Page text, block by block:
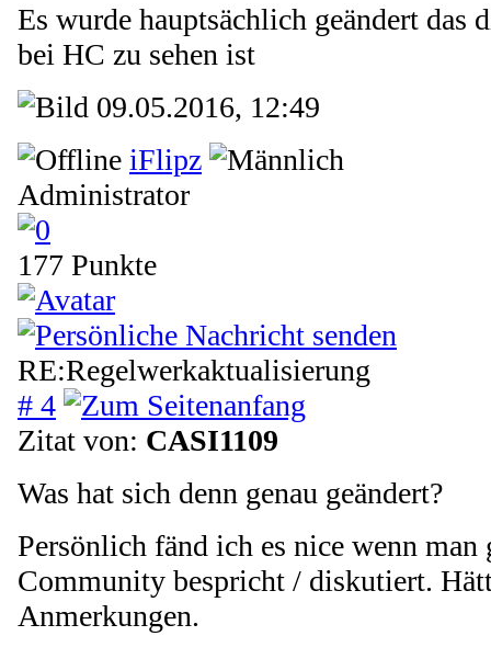
Es wurde hauptsächlich geändert
bei HC zu sehen ist
09.05.2016, 12:49
iFlipz
Administrator
177 Punkte
RE:Regelwerkaktualisierung
# 4
Zitat von: CASI1109
Was hat sich denn genau geändert?
Persönlich fänd ich es nice wenn
Community bespricht / diskutiert.
Anmerkungen.